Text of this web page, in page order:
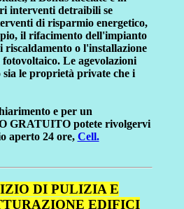
interventi detraibili se
di risparmio energetico,
il rifacimento dell'impianto
riscaldamento o l'installazione
Le agevolazioni
le proprietà private che i
e per un
GRATUITO potete rivolgervi
aperto 24 ore, Cell.
DI PULIZIA E
EDIFICI